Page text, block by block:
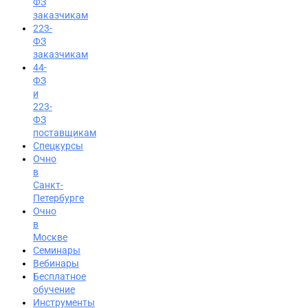
Вход на портал
8 (800) 200-24-26
заказчикам
223-
ФЗ
заказчикам
44-
ФЗ
и
223-
ФЗ
поставщикам
Спецкурсы
Очно
в
Санкт-
Петербурге
Очно
в
Москве
Семинары
Вебинары
Бесплатное
обучение
Инструменты